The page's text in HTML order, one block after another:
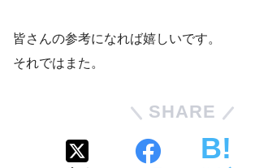
皆さんの参考になれば嬉しいです。
それではまた。
SHARE